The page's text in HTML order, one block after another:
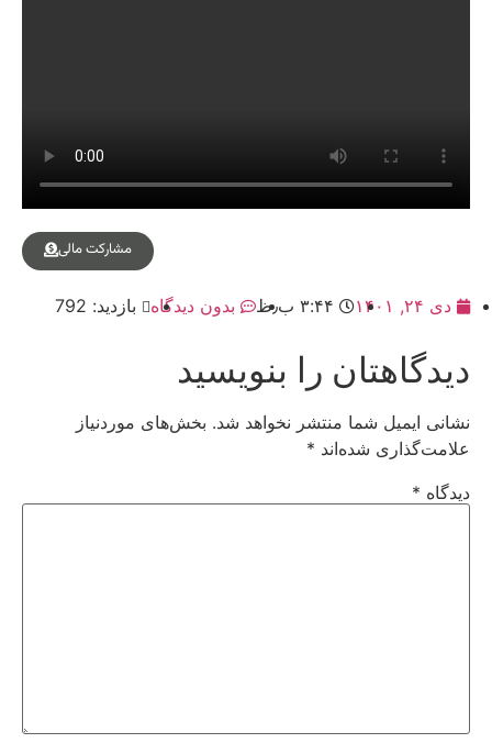
مشارکت مالی
دی ۲۴, ۱۴۰۱ ۳:۴۴ ب٫ظ بدون دیدگاه بازدید: 792
دیدگاهتان را بنویسید
نشانی ایمیل شما منتشر نخواهد شد. بخش‌های موردنیاز
علامت‌گذاری شده‌اند *
دیدگاه *